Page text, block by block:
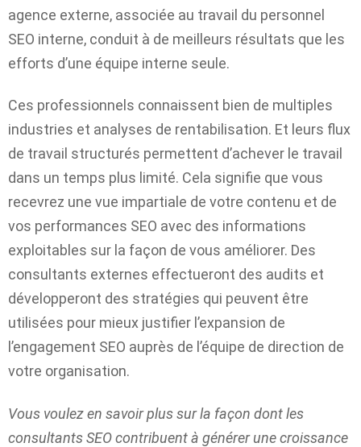
agence externe, associée au travail du personnel
SEO interne, conduit à de meilleurs résultats que les
efforts d’une équipe interne seule.
Ces professionnels connaissent bien de multiples
industries et analyses de rentabilisation. Et leurs flux
de travail structurés permettent d’achever le travail
dans un temps plus limité. Cela signifie que vous
recevrez une vue impartiale de votre contenu et de
vos performances SEO avec des informations
exploitables sur la façon de vous améliorer. Des
consultants externes effectueront des audits et
développeront des stratégies qui peuvent être
utilisées pour mieux justifier l’expansion de
l’engagement SEO auprès de l’équipe de direction de
votre organisation.
Vous voulez en savoir plus sur la façon dont les
consultants SEO contribuent à générer une croissance